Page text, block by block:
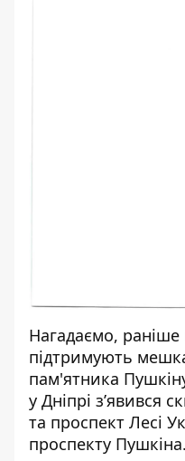
Нагадаємо, раніше
підтримують
пам'ятника
у Дніпрі з’явився
та проспект Лесі
проспекту Пушкіна.